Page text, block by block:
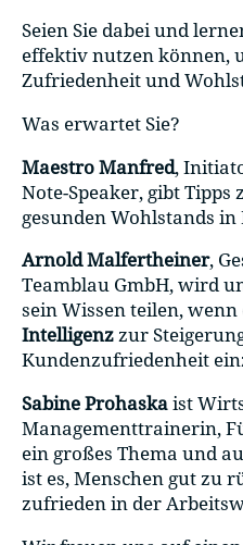
Seien Sie dabei und
effektiv nutzen können,
Zufriedenheit und
Was erwartet Sie?
Maestro Manfred,
Note-Speaker, gibt Tipps
gesunden Wohlstands
Arnold Malfertheiner,
Teamblau GmbH, wird
sein Wissen teilen, wenn
Intelligenz zur
Kundenzufriedenheit
Sabine Prohaska ist
Managementtrainerin,
ein großes Thema und
ist es, Menschen gut zu
zufrieden in der